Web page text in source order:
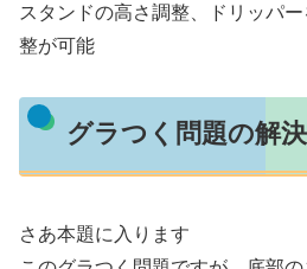
スタンドの高さ調整、ドリッパ
整が可能
グラつく問題の解
さあ本題に入ります